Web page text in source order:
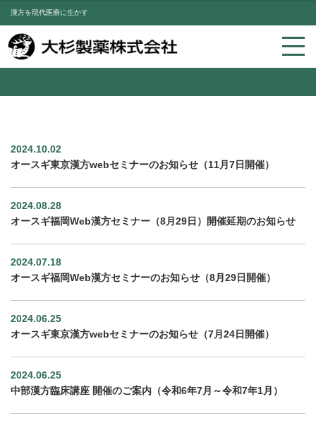
漢方を現代医療に生かす
2024.10.02
オースギ東京漢方webセミナーのお知らせ（11月7日開催）
2024.08.28
オースギ福岡Web漢方セミナー（8月29日）開催延期のお知らせ
2024.07.18
オースギ福岡Web漢方セミナーのお知らせ（8月29日開催）
2024.06.25
オースギ東京漢方webセミナーのお知らせ（7月24日開催）
2024.06.25
中部漢方臨床講座 開催のご案内（令和6年7月～令和7年1月）